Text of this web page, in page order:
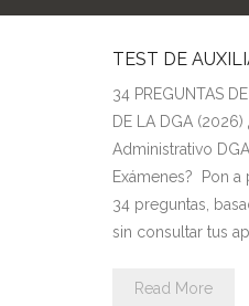
TEST DE
34 PREGUNTAS
DE LA DGA
Administrativo
Exámenes? Pon
34 preguntas,
sin consultar tus
Read More